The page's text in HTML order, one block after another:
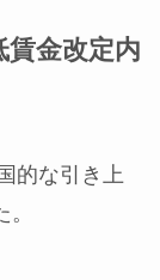
賃金改定内
的な引き上